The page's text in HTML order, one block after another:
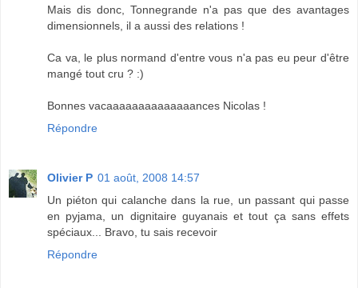
Mais dis donc, Tonnegrande n'a pas que des avantages
dimensionnels, il a aussi des relations !
Ca va, le plus normand d'entre vous n'a pas eu peur d'être
mangé tout cru ? :)
Bonnes vacaaaaaaaaaaaaaances Nicolas !
Répondre
Olivier P 01 août, 2008 14:57
Un piéton qui calanche dans la rue, un passant qui passe
en pyjama, un dignitaire guyanais et tout ça sans effets
spéciaux... Bravo, tu sais recevoir
Répondre